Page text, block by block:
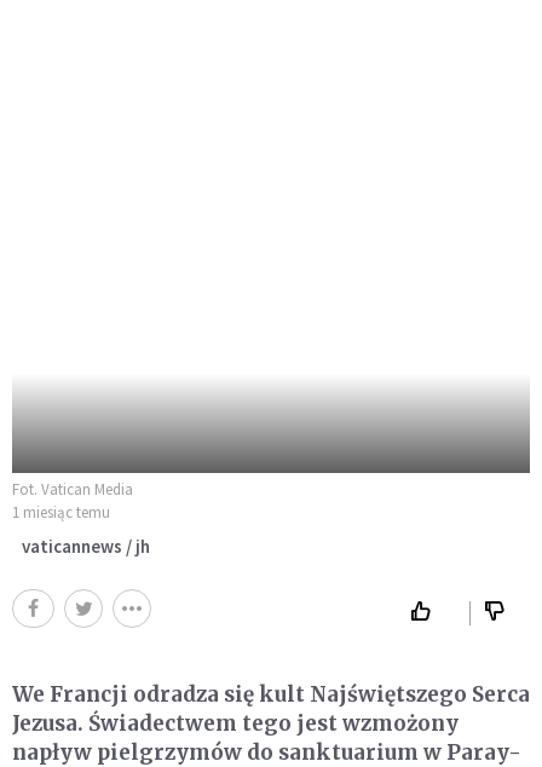
Fot. Vatican Media
1 miesiąc temu
vaticannews / jh
We Francji odradza się kult Najświętszego Serca
Jezusa. Świadectwem tego jest wzmożony
napływ pielgrzymów do sanktuarium w Paray-